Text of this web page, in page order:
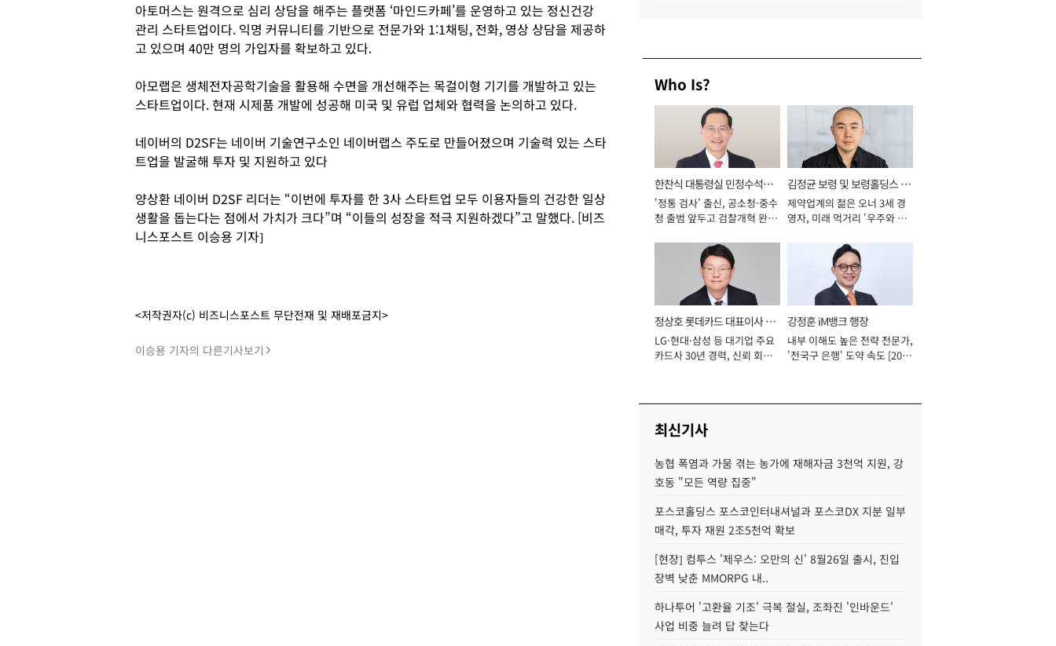
아토머스는 원격으로 심리 상담을 해주는 플랫폼 ‘마인드카페’를 운영하고 있는 정신건강
관리 스타트업이다. 익명 커뮤니티를 기반으로 전문가와 1:1채팅, 전화, 영상 상담을 제공하
고 있으며 40만 명의 가입자를 확보하고 있다.
아모랩은 생체전자공학기술을 활용해 수면을 개선해주는 목걸이형 기기를 개발하고 있는
스타트업이다. 현재 시제품 개발에 성공해 미국 및 유럽 업체와 협력을 논의하고 있다.
네이버의 D2SF는 네이버 기술연구소인 네이버랩스 주도로 만들어졌으며 기술력 있는 스타
트업을 발굴해 투자 및 지원하고 있다
양상환 네이버 D2SF 리더는 “이번에 투자를 한 3사 스타트업 모두 이용자들의 건강한 일상
생활을 돕는다는 점에서 가치가 크다”며 “이들의 성장을 적극 지원하겠다”고 말했다. [비즈
니스포스트 이승용 기자]
<저작권자(c) 비즈니스포스트 무단전재 및 재배포금지>
이승용 기자의 다른기사보기
Who Is?
한찬식 대통령실 민정수석비
서관
'정통 검사' 출신, 공소청·중수
청 출범 앞두고 검찰개혁 완수
김정균 보령 및 보령홀딩스 대
표이사 사장
제약업계의 젊은 오너 3세 경
영자, 미래 먹거리 '우주와 헬
정상호 롯데카드 대표이사 사
장
LG·현대·삼성 등 대기업 주요
카드사 30년 경력, 신뢰 회복
강정훈 iM뱅크 행장
내부 이해도 높은 전략 전문가,
'전국구 은행' 도약 속도 [2026
최신기사
농협 폭염과 가뭄 겪는 농가에 재해자금 3천억 지원, 강
호동 "모든 역량 집중"
포스코홀딩스 포스코인터내셔널과 포스코DX 지분 일부
매각, 투자 재원 2조5천억 확보
[현장] 컴투스 '제우스: 오만의 신' 8월26일 출시, 진입
장벽 낮춘 MMORPG 내..
하나투어 '고환율 기조' 극복 절실, 조좌진 '인바운드'
사업 비중 늘려 답 찾는다